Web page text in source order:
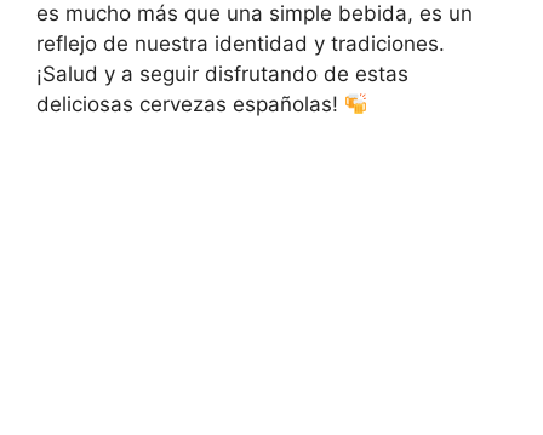
es mucho más que una simple bebida, es un
reflejo de nuestra identidad y tradiciones.
¡Salud y a seguir disfrutando de estas
deliciosas cervezas españolas!